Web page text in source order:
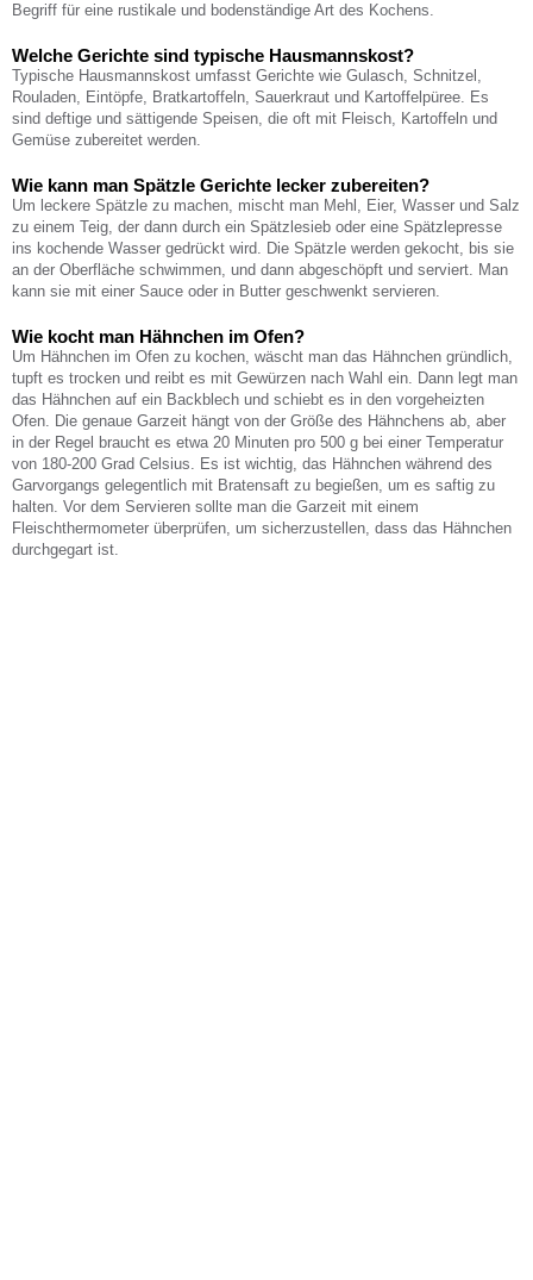
Begriff für eine rustikale und bodenständige Art des Kochens.
Welche Gerichte sind typische Hausmannskost?
Typische Hausmannskost umfasst Gerichte wie Gulasch, Schnitzel,
Rouladen, Eintöpfe, Bratkartoffeln, Sauerkraut und Kartoffelpüree. Es
sind deftige und sättigende Speisen, die oft mit Fleisch, Kartoffeln und
Gemüse zubereitet werden.
Wie kann man Spätzle Gerichte lecker zubereiten?
Um leckere Spätzle zu machen, mischt man Mehl, Eier, Wasser und Salz
zu einem Teig, der dann durch ein Spätzlesieb oder eine Spätzlepresse
ins kochende Wasser gedrückt wird. Die Spätzle werden gekocht, bis sie
an der Oberfläche schwimmen, und dann abgeschöpft und serviert. Man
kann sie mit einer Sauce oder in Butter geschwenkt servieren.
Wie kocht man Hähnchen im Ofen?
Um Hähnchen im Ofen zu kochen, wäscht man das Hähnchen gründlich,
tupft es trocken und reibt es mit Gewürzen nach Wahl ein. Dann legt man
das Hähnchen auf ein Backblech und schiebt es in den vorgeheizten
Ofen. Die genaue Garzeit hängt von der Größe des Hähnchens ab, aber
in der Regel braucht es etwa 20 Minuten pro 500 g bei einer Temperatur
von 180-200 Grad Celsius. Es ist wichtig, das Hähnchen während des
Garvorgangs gelegentlich mit Bratensaft zu begießen, um es saftig zu
halten. Vor dem Servieren sollte man die Garzeit mit einem
Fleischthermometer überprüfen, um sicherzustellen, dass das Hähnchen
durchgegart ist.